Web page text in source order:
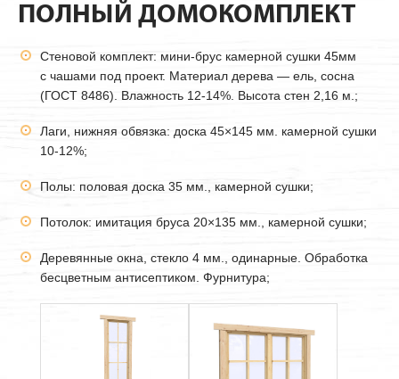
ПОЛНЫЙ ДОМОКОМПЛЕКТ
Стеновой комплект: мини-брус камерной сушки 45мм
с чашами под проект. Материал дерева — ель, сосна
(ГОСТ 8486). Влажность 12-14%. Высота стен 2,16 м.;
Лаги, нижняя обвязка: доска 45×145 мм. камерной сушки
10-12%;
Полы: половая доска 35 мм., камерной сушки;
Потолок: имитация бруса 20×135 мм., камерной сушки;
Деревянные окна, стекло 4 мм., одинарные. Обработка
бесцветным антисептиком. Фурнитура;